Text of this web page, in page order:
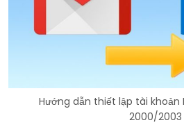
Hướng dẫn thiết lập tài
2000/2003